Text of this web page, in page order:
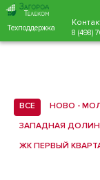
Техподдержка
8 (498)
ВСЕ НОВО -
ЗАПАДНАЯ
ЖК ПЕРВЫЙ